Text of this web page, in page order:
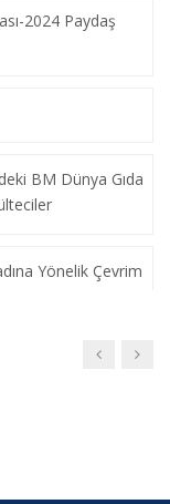
2024 Paydaş
BM Dünya Gıda
Yönelik Çevrim
ve Belediyelerin